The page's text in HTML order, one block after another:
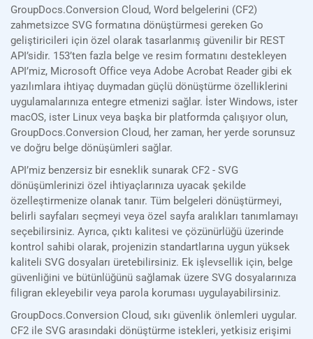
GroupDocs.Conversion Cloud, Word belgelerini (CF2)
zahmetsizce SVG formatına dönüştürmesi gereken Go
geliştiricileri için özel olarak tasarlanmış güvenilir bir REST
API’sidir. 153’ten fazla belge ve resim formatını destekleyen
API’miz, Microsoft Office veya Adobe Acrobat Reader gibi ek
yazılımlara ihtiyaç duymadan güçlü dönüştürme özelliklerini
uygulamalarınıza entegre etmenizi sağlar. İster Windows, ister
macOS, ister Linux veya başka bir platformda çalışıyor olun,
GroupDocs.Conversion Cloud, her zaman, her yerde sorunsuz
ve doğru belge dönüşümleri sağlar.
API’miz benzersiz bir esneklik sunarak CF2 - SVG
dönüşümlerinizi özel ihtiyaçlarınıza uyacak şekilde
özelleştirmenize olanak tanır. Tüm belgeleri dönüştürmeyi,
belirli sayfaları seçmeyi veya özel sayfa aralıkları tanımlamayı
seçebilirsiniz. Ayrıca, çıktı kalitesi ve çözünürlüğü üzerinde
kontrol sahibi olarak, projenizin standartlarına uygun yüksek
kaliteli SVG dosyaları üretebilirsiniz. Ek işlevsellik için, belge
güvenliğini ve bütünlüğünü sağlamak üzere SVG dosyalarınıza
filigran ekleyebilir veya parola koruması uygulayabilirsiniz.
GroupDocs.Conversion Cloud, sıkı güvenlik önlemleri uygular.
CF2 ile SVG arasındaki dönüştürme istekleri, yetkisiz erişimi